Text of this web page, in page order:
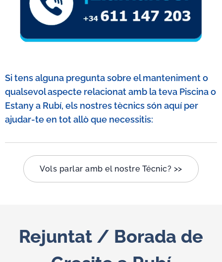
Si tens alguna pregunta sobre el manteniment o
qualsevol aspecte relacionat amb la teva Piscina o
Estany a Rubí, els nostres tècnics són aquí per
ajudar-te en tot allò que necessitis:
Vols parlar amb el nostre Técnic? >>
Rejuntat / Borada de